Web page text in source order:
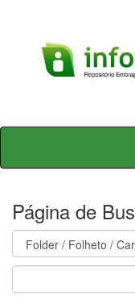
Skip
Página de